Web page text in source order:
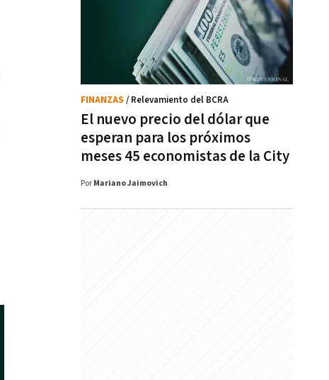
El nuevo precio del dólar que
esperan para los próximos
meses 45 economistas de la City
FINANZAS / Relevamiento del BCRA
Por Mariano Jaimovich